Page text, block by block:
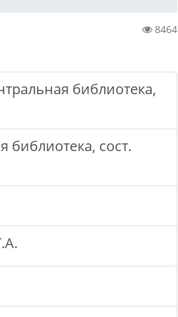
8464
библиотека,
библиотека, сост.